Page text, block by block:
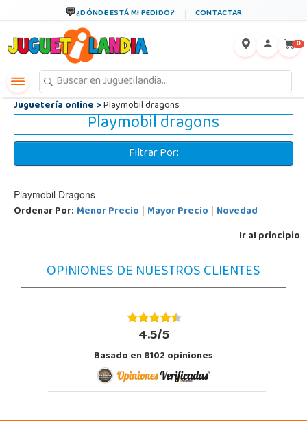
¿DÓNDE ESTÁ MI PEDIDO? CONTACTAR
0
Juguetería online>Playmobil dragons
Playmobil dragons
Filtrar Por:
Playmobil Dragons
Ordenar Por: Menor Precio | Mayor Precio | Novedad
Ir al principio
OPINIONES DE NUESTROS CLIENTES
4.5/5
Basado en 8102 opiniones